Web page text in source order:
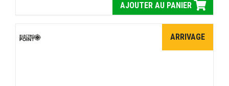
AJOUTER AU PANIER
ARRIVAGE